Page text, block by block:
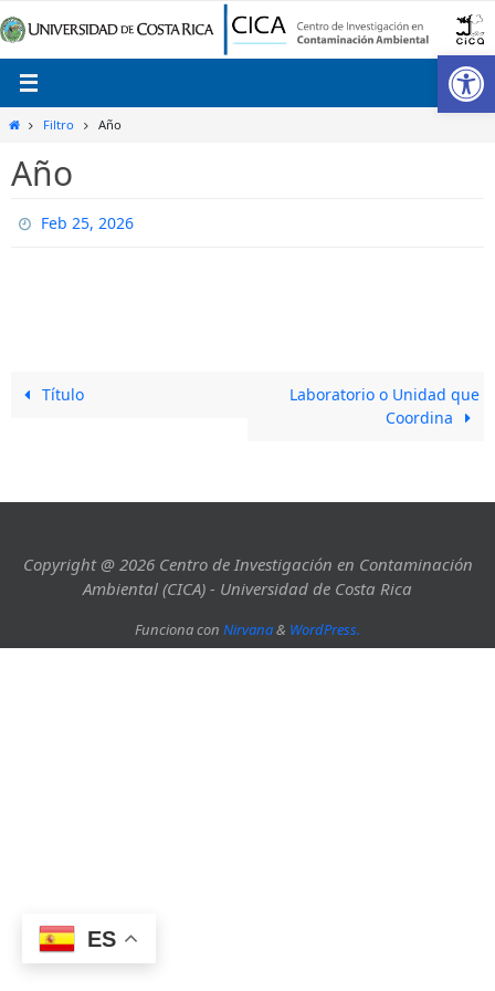
al
contenido
InicioFiltro Año
Año
Feb 25, 2026
Título
Laboratorio o Unidad que
Coordina
Copyright @ 2026 Centro de Investigación en Contaminación
Ambiental (CICA) - Universidad de Costa Rica
Funciona con Nirvana& WordPress.
ES